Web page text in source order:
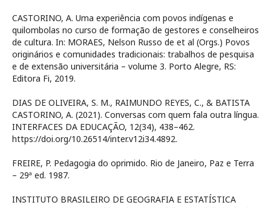
CASTORINO, A. Uma experiência com povos indígenas e
quilombolas no curso de formação de gestores e conselheiros
de cultura. In: MORAES, Nelson Russo de et al (Orgs.) Povos
originários e comunidades tradicionais: trabalhos de pesquisa
e de extensão universitária – volume 3. Porto Alegre, RS:
Editora Fi, 2019.
DIAS DE OLIVEIRA, S. M., RAIMUNDO REYES, C., & BATISTA
CASTORINO, A. (2021). Conversas com quem fala outra língua.
INTERFACES DA EDUCAÇÃO, 12(34), 438–462.
https://doi.org/10.26514/inter.v12i34.4892.
FREIRE, P. Pedagogia do oprimido. Rio de Janeiro, Paz e Terra
– 29ª ed. 1987.
INSTITUTO BRASILEIRO DE GEOGRAFIA E ESTATÍSTICA